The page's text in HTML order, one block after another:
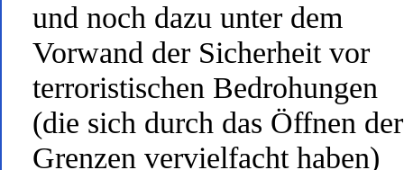
und noch dazu unter dem
Vorwand der Sicherheit vor
terroristischen Bedrohungen
(die sich durch das Öffnen der
Grenzen vervielfacht haben)